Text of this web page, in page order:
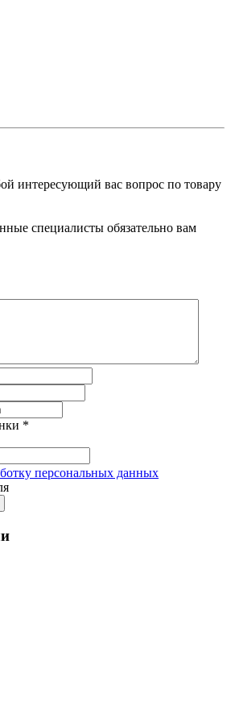
интересующий вас вопрос по товару
специалисты обязательно вам
*
персональных данных